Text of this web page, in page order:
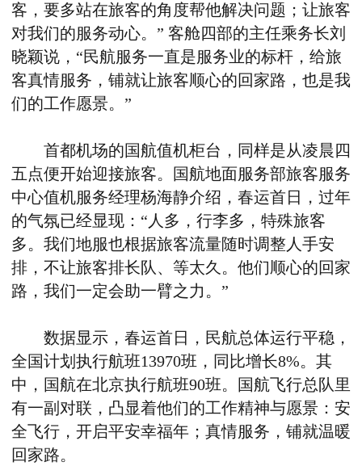
客，要多站在旅客的角度帮他解决问题；让旅客
对我们的服务动心。” 客舱四部的主任乘务长刘
晓颖说，“民航服务一直是服务业的标杆，给旅
客真情服务，铺就让旅客顺心的回家路，也是我
们的工作愿景。”
首都机场的国航值机柜台，同样是从凌晨四
五点便开始迎接旅客。国航地面服务部旅客服务
中心值机服务经理杨海静介绍，春运首日，过年
的气氛已经显现：“人多，行李多，特殊旅客
多。我们地服也根据旅客流量随时调整人手安
排，不让旅客排长队、等太久。他们顺心的回家
路，我们一定会助一臂之力。”
数据显示，春运首日，民航总体运行平稳，
全国计划执行航班13970班，同比增长8%。其
中，国航在北京执行航班90班。国航飞行总队里
有一副对联，凸显着他们的工作精神与愿景：安
全飞行，开启平安幸福年；真情服务，铺就温暖
回家路。